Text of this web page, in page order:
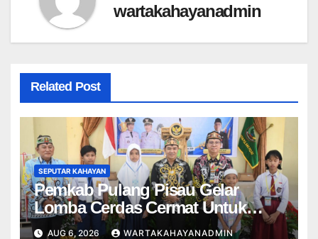
wartakahayanadmin
Related Post
SEPUTAR KAHAYAN
Pemkab Pulang Pisau Gelar
Lomba Cerdas Cermat Untuk
Pelajar
AUG 6, 2026 WARTAKAHAYANADMIN